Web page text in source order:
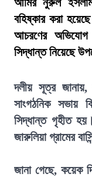
বহিষ্কার করা
আচরণের অভিযোগ
সিদ্ধান্ত নিয়েছে
দলীয় সূত্র
সাংগঠনিক সভায়
সিদ্ধান্ত গৃহীত
জারুলিয়া গ্রামের
জানা গেছে, কয়েক